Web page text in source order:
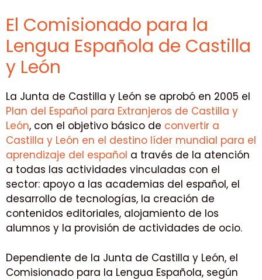
El Comisionado para la
Lengua Española de Castilla
y León
La Junta de Castilla y León se aprobó en 2005 el
Plan del Español para Extranjeros de Castilla y
León, con el objetivo básico de convertir a
Castilla y León en el destino líder mundial para el
aprendizaje del español a través de la atención
a todas las actividades vinculadas con el
sector: apoyo a las academias del español, el
desarrollo de tecnologías, la creación de
contenidos editoriales, alojamiento de los
alumnos y la provisión de actividades de ocio.
Dependiente de la Junta de Castilla y León, el
Comisionado para la Lengua Española, según